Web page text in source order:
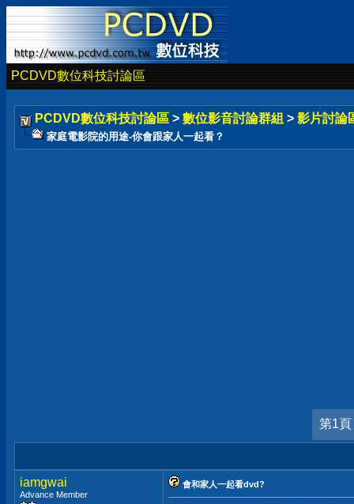
PCDVD數位科技討論區
PCDVD數位科技討論區 > 數位影音討論群組 > 影片討論
家庭電影院的用途-你會跟家人一起看？
第1頁
iamgwai
Advance Member
會和家人一起看dvd?